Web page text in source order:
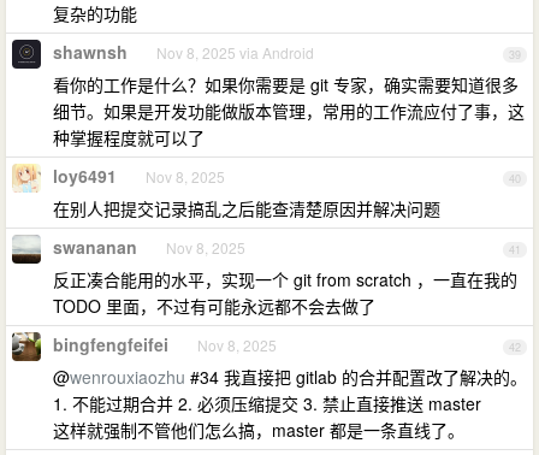
复杂的功能
39
shawnsh Nov 8, 2025 via Android
看你的工作是什么？如果你需要是 git 专家，确实需要知道很多
细节。如果是开发功能做版本管理，常用的工作流应付了事，这
种掌握程度就可以了
40
loy6491 Nov 8, 2025
在别人把提交记录搞乱之后能查清楚原因并解决问题
41
swananan Nov 8, 2025
反正凑合能用的水平，实现一个 git from scratch ，一直在我的
TODO 里面，不过有可能永远都不会去做了
42
bingfengfeifei Nov 8, 2025
@wenrouxiaozhu #34 我直接把 gitlab 的合并配置改了解决的。
1. 不能过期合并 2. 必须压缩提交 3. 禁止直接推送 master
这样就强制不管他们怎么搞，master 都是一条直线了。